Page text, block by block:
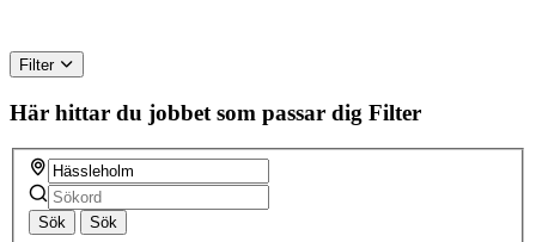
Filter
Här hittar du jobbet som passar dig Filter
Sök Sök